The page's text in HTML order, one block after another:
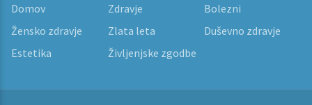
Domov Zdravje
Bolezni
Žensko zdravje
Zlata leta
Duševno zdravje
Estetika
Življenjske zgodbe